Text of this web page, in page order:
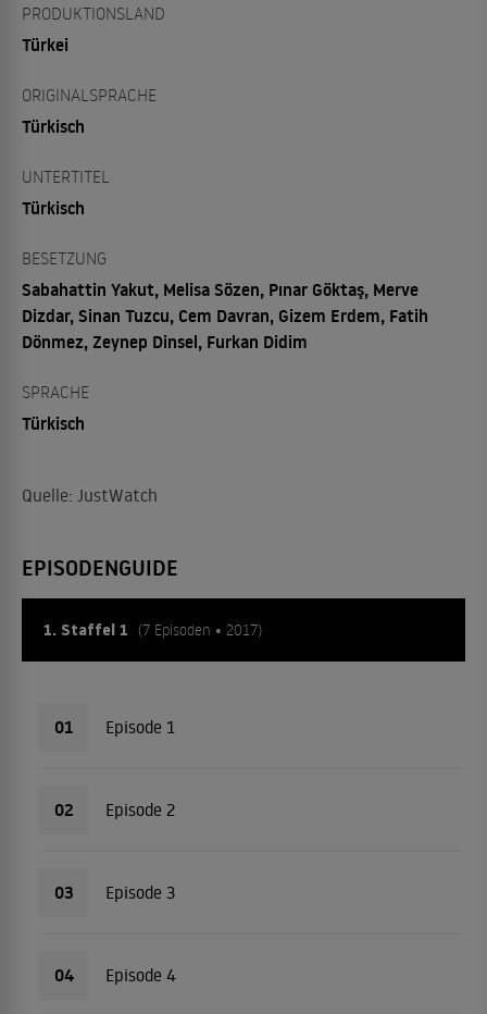
PRODUKTIONSLAND
Türkei
ORIGINALSPRACHE
Türkisch
UNTERTITEL
Türkisch
BESETZUNG
Sabahattin Yakut, Melisa Sözen, Pınar Göktaş, Merve
Dizdar, Sinan Tuzcu, Cem Davran, Gizem Erdem, Fatih
Dönmez, Zeynep Dinsel, Furkan Didim
SPRACHE
Türkisch
Quelle: JustWatch
EPISODENGUIDE
1. Staffel 1 (7 Episoden • 2017)
01 Episode 1
02 Episode 2
03 Episode 3
04 Episode 4